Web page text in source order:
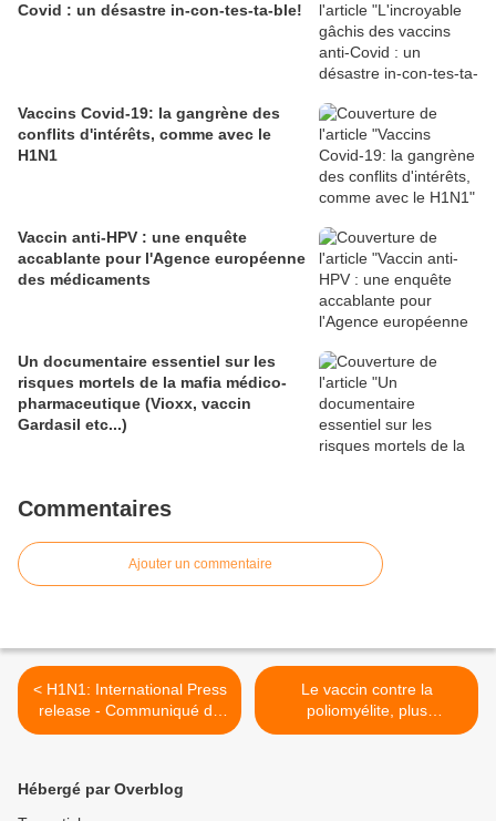
Covid : un désastre in-con-tes-ta-ble!
Vaccins Covid-19: la gangrène des
conflits d'intérêts, comme avec le
H1N1
Vaccin anti-HPV : une enquête
accablante pour l'Agence européenne
des médicaments
Un documentaire essentiel sur les
risques mortels de la mafia médico-
pharmaceutique (Vioxx, vaccin
Gardasil etc...)
Commentaires
Ajouter un commentaire
< H1N1: International Press
release - Communiqué de
presse -Persbericht -
Comunicato stampa -
Comunicado de imprensa
Le vaccin contre la
poliomyélite, plus
obligatoire en Belgique? >
Hébergé par Overblog